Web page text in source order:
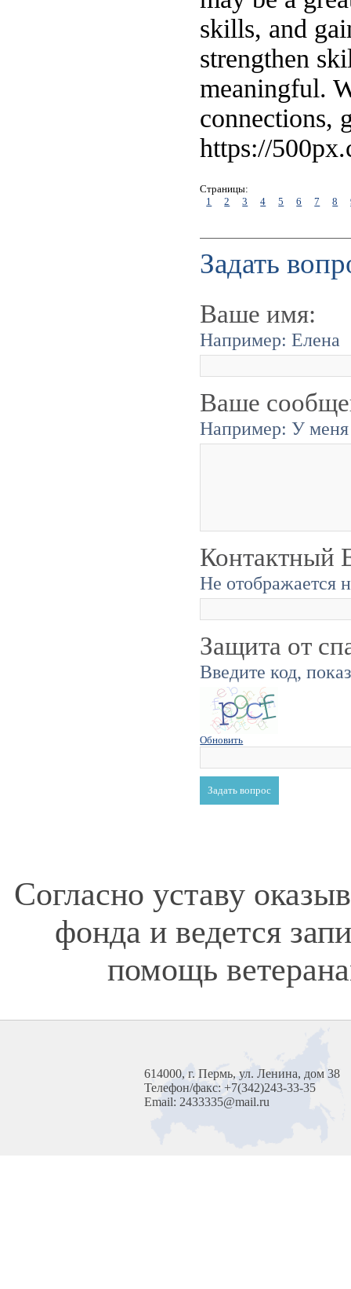
skills, and
strengthen
meaningful.
connections,
https://
Страницы:
1
2 3 4 5 6 7 8
Задать
Ваше имя:
Например: Елена
Ваше
Например: У меня
Контактный
Не отображается
Защита от
Введите код,
Обновить
Согласно уставу
фонда и ведется
помощь
614000, г. Пермь, ул. Ленина, дом 38
Телефон/факс: +7(342)243-33-35
Email: 2433335@mail.ru